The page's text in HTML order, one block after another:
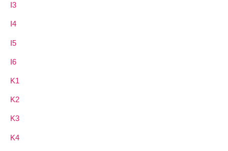
I3
I4
I5
I6
K1
K2
K3
K4